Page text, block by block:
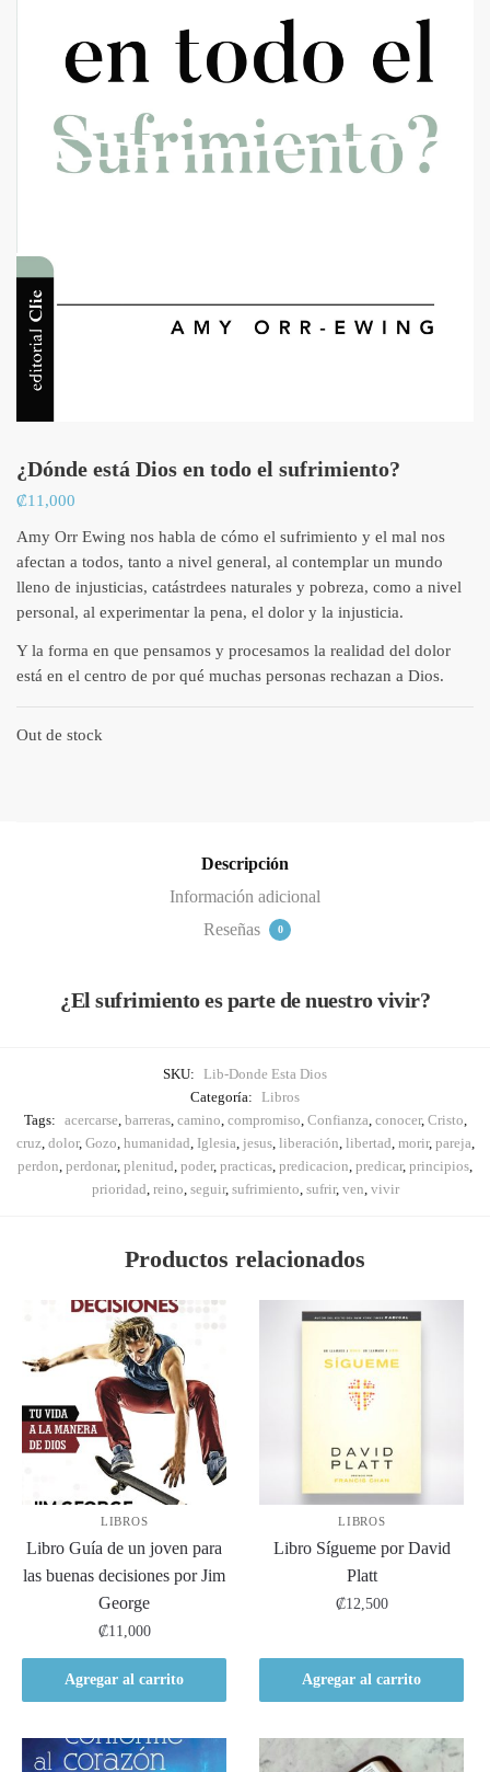
¿Dónde está Dios en todo el sufrimiento?
₡11,000
Amy Orr Ewing nos habla de cómo el sufrimiento y el mal nos
afectan a todos, tanto a nivel general, al contemplar un mundo
lleno de injusticias, catástrdees naturales y pobreza, como a nivel
personal, al experimentar la pena, el dolor y la injusticia.
Y la forma en que pensamos y procesamos la realidad del dolor
está en el centro de por qué muchas personas rechazan a Dios.
Out de stock
Descripción
Información adicional
Reseñas
0
¿El sufrimiento es parte de nuestro vivir?
SKU: Lib-Donde Esta Dios
Categoría: Libros
Tags: acercarse, barreras, camino, compromiso, Confianza, conocer, Cristo,
cruz, dolor, Gozo, humanidad, Iglesia, jesus, liberación, libertad, morir, pareja,
perdon, perdonar, plenitud, poder, practicas, predicacion, predicar, principios,
prioridad, reino, seguir, sufrimiento, sufrir, ven, vivir
Productos relacionados
LIBROS
Libro Guía de un joven para
las buenas decisiones por Jim
George
₡11,000
Agregar al carrito
LIBROS
Libro Sígueme por David
Platt
₡12,500
Agregar al carrito